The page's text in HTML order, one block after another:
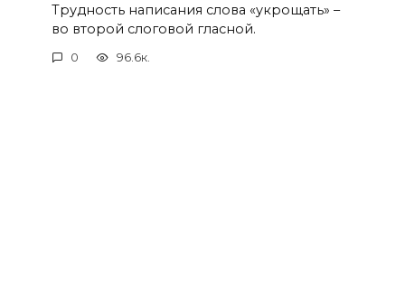
Трудность написания слова «укрощать» –
во второй слоговой гласной.
0 96.6к.